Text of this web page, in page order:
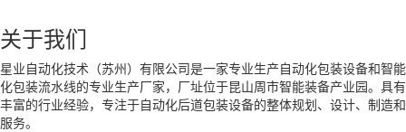
关于我们
星业自动化技术（苏州）有限公司是一家专业生产自动化包装设备和智能
化包装流水线的专业生产厂家，厂址位于昆山周市智能装备产业园。具有
丰富的行业经验，专注于自动化后道包装设备的整体规划、设计、制造和
服务。